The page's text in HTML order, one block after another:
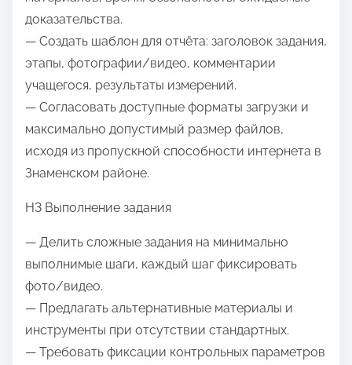
доказательства.
— Создать шаблон для отчёта: заголовок задания,
этапы, фотографии/видео, комментарии
учащегося, результаты измерений.
— Согласовать доступные форматы загрузки и
максимально допустимый размер файлов,
исходя из пропускной способности интернета в
Знаменском районе.
H3 Выполнение задания
— Делить сложные задания на минимально
выполнимые шаги, каждый шаг фиксировать
фото/видео.
— Предлагать альтернативные материалы и
инструменты при отсутствии стандартных.
— Требовать фиксации контрольных параметров